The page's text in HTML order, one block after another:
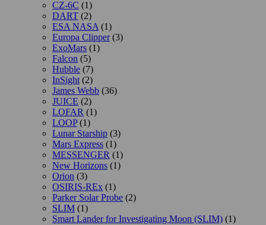
CZ-6C (1)
DART (2)
ESA NASA (1)
Europa Clipper(3)
ExoMars (1)
Falcon (5)
Hubble (7)
InSight (2)
James Webb (36)
JUICE (2)
LOFAR (1)
LOOP(1)
Lunar Starship (3)
Mars Express (1)
MESSENGER (1)
New Horizons (1)
Orion (3)
OSIRIS-REx (1)
Parker Solar Probe (2)
SLIM (1)
Smart Lander for Investigating Moon (SLIM) (1)